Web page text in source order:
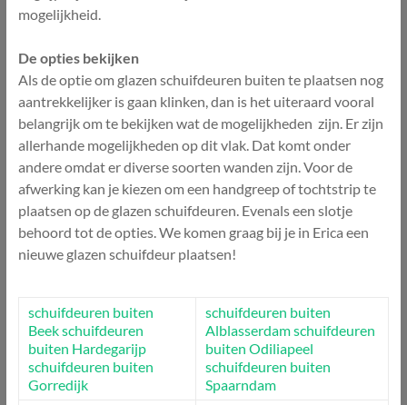
mogelijkheid.
De opties bekijken
Als de optie om glazen schuifdeuren buiten te plaatsen nog
aantrekkelijker is gaan klinken, dan is het uiteraard vooral
belangrijk om te bekijken wat de mogelijkheden zijn. Er zijn
allerhande mogelijkheden op dit vlak. Dat komt onder
andere omdat er diverse soorten wanden zijn. Voor de
afwerking kan je kiezen om een handgreep of tochtstrip te
plaatsen op de glazen schuifdeuren. Evenals een slotje
behoord tot de opties. We komen graag bij je in Erica een
nieuwe glazen schuifdeur plaatsen!
schuifdeuren buiten
Beekschuifdeuren
buiten Hardegarijp
schuifdeuren buiten
Gorredijk
schuifdeuren buiten
Alblasserdamschuifdeuren
buiten Odiliapeel
schuifdeuren buiten
Spaarndam